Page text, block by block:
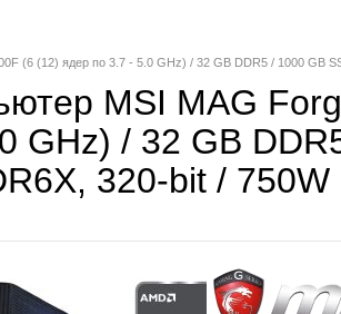
(6 (12) ядер по 3.7 - 5.0 GHz) / 32 GB DDR5 / 1000 GB
MSI MAG
GHz) / 32 GB
320-bit / 750W